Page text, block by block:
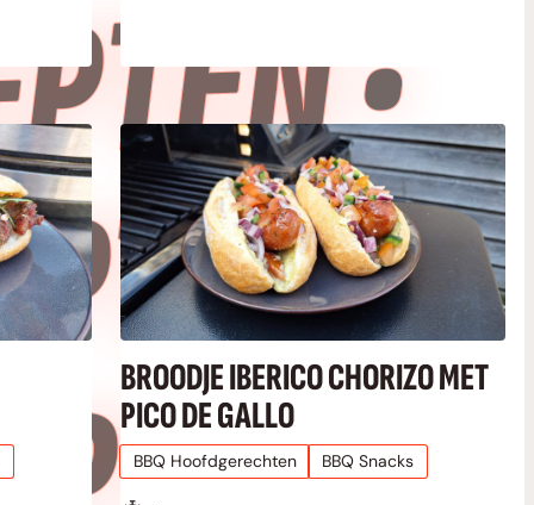
BROODJE IBERICO CHORIZO MET
PICO DE GALLO
BBQ Hoofdgerechten BBQ Snacks